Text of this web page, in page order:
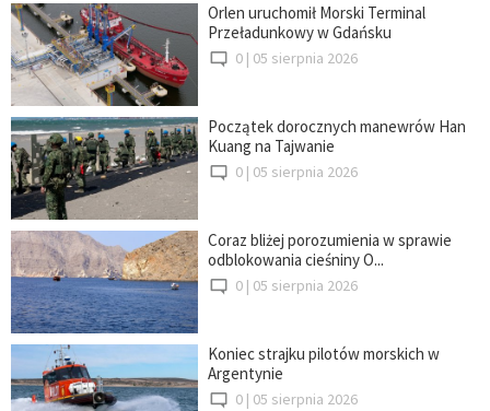
Orlen uruchomił Morski Terminal
Przeładunkowy w Gdańsku
0 | 05 sierpnia 2026
Początek dorocznych manewrów Han
Kuang na Tajwanie
0 | 05 sierpnia 2026
Coraz bliżej porozumienia w sprawie
odblokowania cieśniny O...
0 | 05 sierpnia 2026
Koniec strajku pilotów morskich w
Argentynie
0 | 05 sierpnia 2026